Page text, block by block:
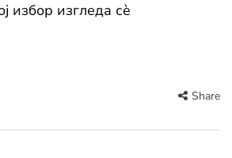
избор изгледа сè
Share